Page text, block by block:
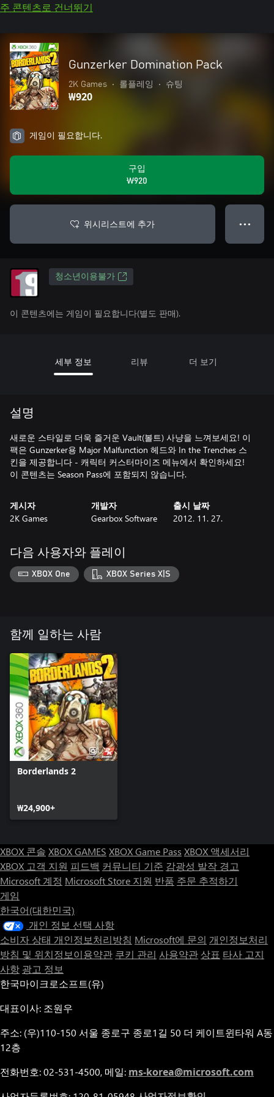
주 콘텐츠로 건너뛰기
Gunzerker Domination Pack
2K Games • 롤플레잉 • 슈팅
₩920
게임이 필요합니다.
구입
₩920
위시리스트에 추가 ● ● ●
청소년이용불가
이 콘텐츠에는 게임이 필요합니다(별도 판매).
세부 정보 리뷰 더 보기
설명
새로운 스타일로 더욱 즐거운 Vault(볼트) 사냥을 느껴보세요! 이
팩은 Gunzerker용 Major Malfunction 헤드와 In the Trenches 스
킨을 제공합니다 - 캐릭터 커스터마이즈 메뉴에서 확인하세요!
이 콘텐츠는 Season Pass에 포함되지 않습니다.
게시자
2K Games
개발자
Gearbox Software
출시 날짜
2012. 11. 27.
다음 사용자와 플레이
XBOX One XBOX Series X|S
함께 일하는 사람
Borderlands 2
₩24,900+
XBOX 콘솔 XBOX GAMES XBOX Game Pass XBOX 액세서리
XBOX 고객 지원 피드백 커뮤니티 기준 감광성 발작 경고
Microsoft 계정 Microsoft Store 지원 반품 주문 추적하기
게임
한국어(대한민국)
개인 정보 선택 사항
소비자 상태 개인정보처리방침 Microsoft에 문의 개인정보처리
방침 및 위치정보이용약관 쿠키 관리 사용약관 상표 타사 고지
사항 광고 정보
한국마이크로소프트(유)
대표이사: 조원우
주소: (우)110-150 서울 종로구 종로1길 50 더 케이트윈타워 A동
12층
전화번호: 02-531-4500, 메일: ms-korea@microsoft.com